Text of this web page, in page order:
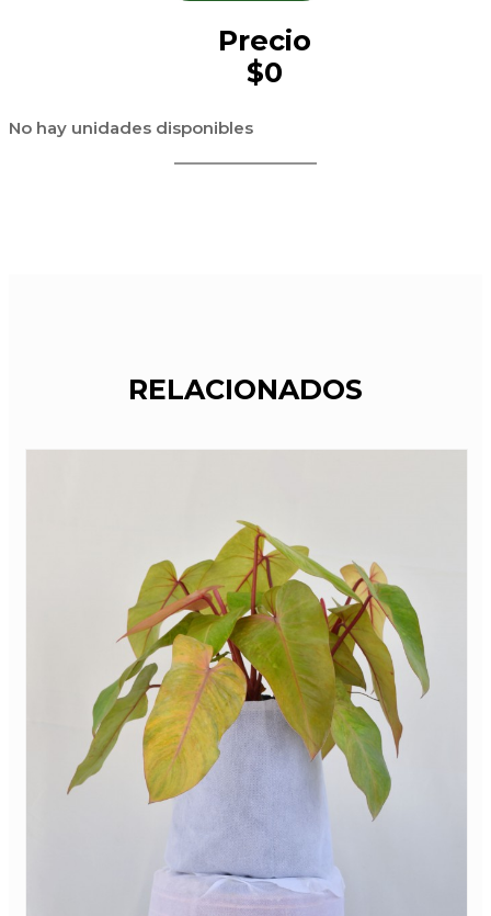
Precio
$0
No hay unidades disponibles
RELACIONADOS